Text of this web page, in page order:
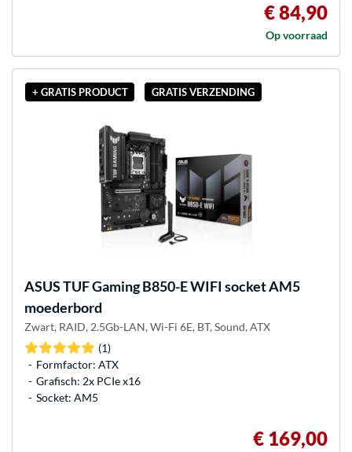
€ 84,90
Op voorraad
+ GRATIS PRODUCT GRATIS VERZENDING
ASUSTUF Gaming B850-E WIFI socket AM5
moederbord
Zwart, RAID, 2.5Gb-LAN, Wi-Fi 6E, BT, Sound, ATX
(1)
Formfactor: ATX
Grafisch: 2x PCIe x16
Socket: AM5
€ 169,00